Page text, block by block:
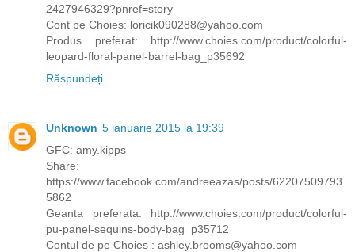
2427946329?pnref=story
Cont pe Choies: loricik090288@yahoo.com
Produs preferat: http://www.choies.com/product/colorful-
leopard-floral-panel-barrel-bag_p35692
Răspundeți
Unknown 5 ianuarie 2015 la 19:39
GFC: amy.kipps
Share:
https://www.facebook.com/andreeazas/posts/62207509793
5862
Geanta preferata: http://www.choies.com/product/colorful-
pu-panel-sequins-body-bag_p35712
Contul de pe Choies : ashley.brooms@yahoo.com